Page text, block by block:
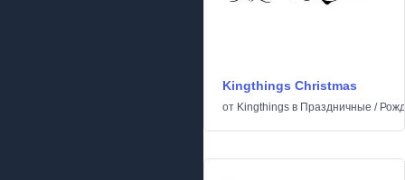
Kingthings Christmas
от Kingthings в Праздничные /